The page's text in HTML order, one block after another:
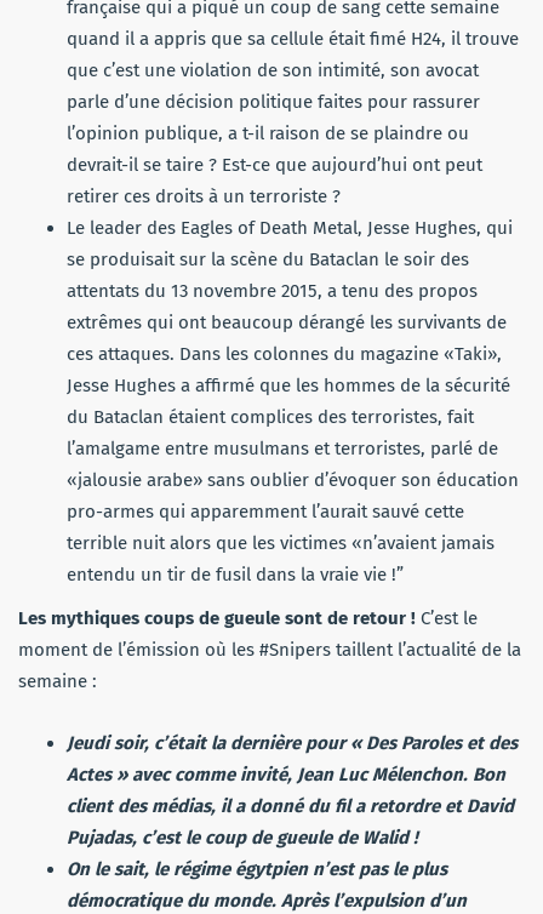
française qui a piqué un coup de sang cette semaine
quand il a appris que sa cellule était fimé H24, il trouve
que c’est une violation de son intimité, son avocat
parle d’une décision politique faites pour rassurer
l’opinion publique, a t-il raison de se plaindre ou
devrait-il se taire ? Est-ce que aujourd’hui ont peut
retirer ces droits à un terroriste ?
Le leader des Eagles of Death Metal, Jesse Hughes, qui
se produisait sur la scène du Bataclan le soir des
attentats du 13 novembre 2015, a tenu des propos
extrêmes qui ont beaucoup dérangé les survivants de
ces attaques. Dans les colonnes du magazine «Taki»,
Jesse Hughes a affirmé que les hommes de la sécurité
du Bataclan étaient complices des terroristes, fait
l’amalgame entre musulmans et terroristes, parlé de
«jalousie arabe» sans oublier d’évoquer son éducation
pro-armes qui apparemment l’aurait sauvé cette
terrible nuit alors que les victimes «n’avaient jamais
entendu un tir de fusil dans la vraie vie !”
Les mythiques coups de gueule sont de retour ! C’est le
moment de l’émission où les #Snipers taillent l’actualité de la
semaine :
Jeudi soir, c’était la dernière pour « Des Paroles et des
Actes » avec comme invité, Jean Luc Mélenchon. Bon
client des médias, il a donné du fil a retordre et David
Pujadas, c’est le coup de gueule de Walid !
On le sait, le régime égytpien n’est pas le plus
démocratique du monde. Après l’expulsion d’un